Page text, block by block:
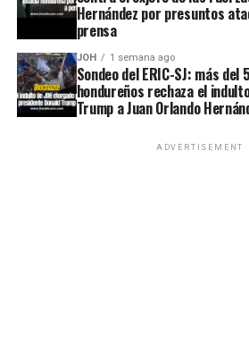
Hernández por presuntos
prensa
JOH 1 semana ago
Sondeo del ERIC-SJ: más del
hondureños rechaza el
Trump a Juan Orlando
ADVERTISEMENT